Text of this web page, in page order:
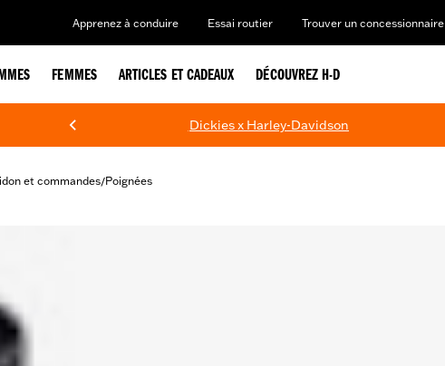
Apprenez à conduire Essai routier Trouver un concessionnaire
FEMMES ARTICLES ET CADEAUX DÉCOUVREZ H-D
Dickies x Harley-Davidson
et commandes/Poignées